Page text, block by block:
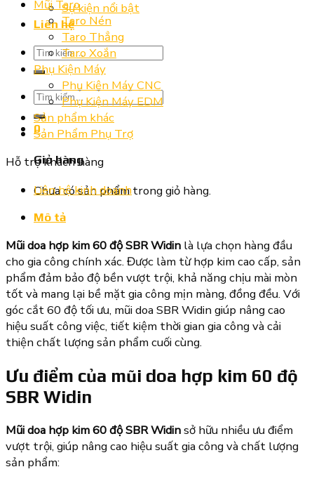
Sự kiện nổi bật
Liên hệ
Tìm
kiếm:
Tìm
kiếm:
0
Giỏ hàng
Chưa có sản phẩm trong giỏ hàng.
Mũi Taro
Taro Nén
Taro Thẳng
Taro Xoắn
Phụ Kiện Máy
Phụ Kiện Máy CNC
Phụ Kiện Máy EDM
Sản phẩm khác
Sản Phẩm Phụ Trợ
Hỗ trợ khách hàng
Liên hệ kinh doanh
Mô tả
Mũi doa hợp kim 60 độ SBR Widin là lựa chọn hàng đầu
cho gia công chính xác. Được làm từ hợp kim cao cấp, sản
phẩm đảm bảo độ bền vượt trội, khả năng chịu mài mòn
tốt và mang lại bề mặt gia công mịn màng, đồng đều. Với
góc cắt 60 độ tối ưu, mũi doa SBR Widin giúp nâng cao
hiệu suất công việc, tiết kiệm thời gian gia công và cải
thiện chất lượng sản phẩm cuối cùng.
Ưu điểm của mũi doa hợp kim 60 độ
SBR Widin
Mũi doa hợp kim 60 độ SBR Widinsở hữu nhiều ưu điểm
vượt trội, giúp nâng cao hiệu suất gia công và chất lượng
sản phẩm: